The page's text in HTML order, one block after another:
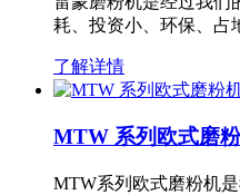
耗、投资小、环保、
了解详情
MTW 系列欧式磨
MTW系列欧式磨粉机